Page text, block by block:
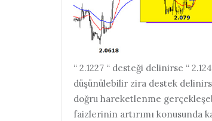
“ 2.1227 “ desteği delinirse “
düşünülebilir zira destek
doğru hareketlenme
faizlerinin artırımı konusunda